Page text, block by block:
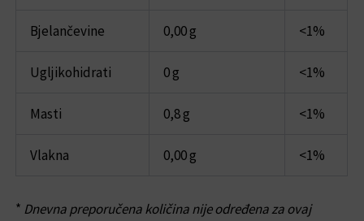
Bjelančevine 0,00 g <1%
Ugljikohidrati 0 g <1%
Masti 0,8 g <1%
Vlakna 0,00 g <1%
* Dnevna preporučena količina nije određena za ovaj